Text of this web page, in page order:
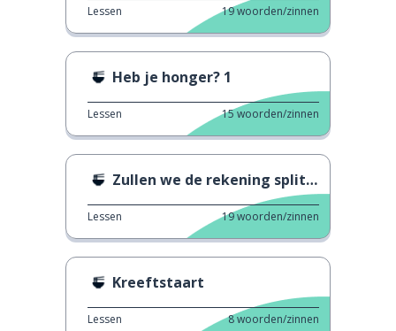
Lessen 19woorden/zinnen
Heb je honger? 1
Lessen 15woorden/zinnen
Zullen we de rekening splitsen?
Lessen 19woorden/zinnen
Kreeftstaart
Lessen 8woorden/zinnen